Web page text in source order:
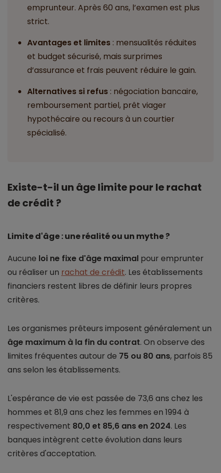
emprunteur. Après 60 ans, l’examen est plus
strict.
Avantages et limites : mensualités réduites
et budget sécurisé, mais surprimes
d’assurance et frais peuvent réduire le gain.
Alternatives si refus : négociation bancaire,
remboursement partiel, prêt viager
hypothécaire ou recours à un courtier
spécialisé.
Existe-t-il un âge limite pour le rachat
de crédit ?
Limite d'âge : une réalité ou un mythe ?
Aucune loi ne fixe d'âge maximal pour emprunter
ou réaliser un rachat de crédit. Les établissements
financiers restent libres de définir leurs propres
critères.
Les organismes prêteurs imposent généralement un
âge maximum à la fin du contrat. On observe des
limites fréquentes autour de 75 ou 80 ans, parfois 85
ans selon les établissements.
L'espérance de vie est passée de 73,6 ans chez les
hommes et 81,9 ans chez les femmes en 1994 à
respectivement 80,0 et 85,6 ans en 2024. Les
banques intègrent cette évolution dans leurs
critères d'acceptation.